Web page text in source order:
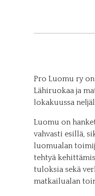
Pro Luomu ry on
Lähiruokaa ja
lokakuussa
Luomu on
vahvasti esillä,
luomualan
tehtyä
tuloksia sekä
matkailualan